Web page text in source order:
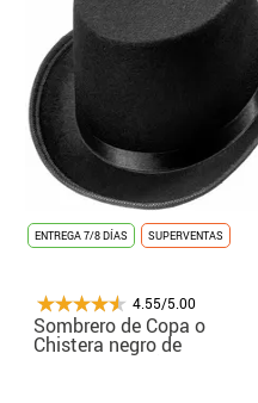
ENTREGA 7/8 DÍAS SUPERVENTAS
4.55/5.00
Sombrero de Copa o
Chistera negro de
Fieltro para niños